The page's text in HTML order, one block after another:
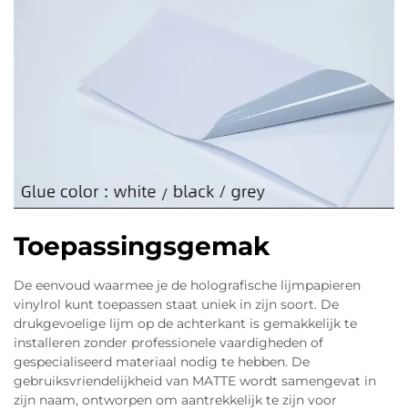
Toepassingsgemak
De eenvoud waarmee je de holografische lijmpapieren
vinylrol kunt toepassen staat uniek in zijn soort. De
drukgevoelige lijm op de achterkant is gemakkelijk te
installeren zonder professionele vaardigheden of
gespecialiseerd materiaal nodig te hebben. De
gebruiksvriendelijkheid van MATTE wordt samengevat in
zijn naam, ontworpen om aantrekkelijk te zijn voor